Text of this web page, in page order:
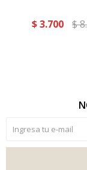
$ 3.700 $